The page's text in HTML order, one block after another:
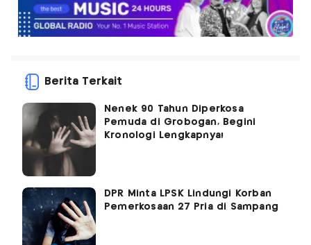
Berita Terkait
Nenek 90 Tahun Diperkosa
Pemuda di Grobogan, Begini
Kronologi Lengkapnya!
DPR Minta LPSK Lindungi Korban
Pemerkosaan 27 Pria di Sampang